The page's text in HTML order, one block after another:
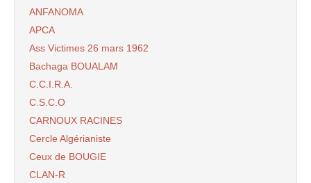
ANFANOMA
APCA
Ass Victimes 26 mars 1962
Bachaga BOUALAM
C.C.I.R.A.
C.S.C.O
CARNOUX RACINES
Cercle Algérianiste
Ceux de BOUGIE
CLAN-R